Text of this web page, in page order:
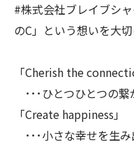
#株式会社ブレイブシ
のC」という想いを大切
「Cherish the
･･･ひとつひとつの繋
「Create happiness」
･･･小さな幸せを生